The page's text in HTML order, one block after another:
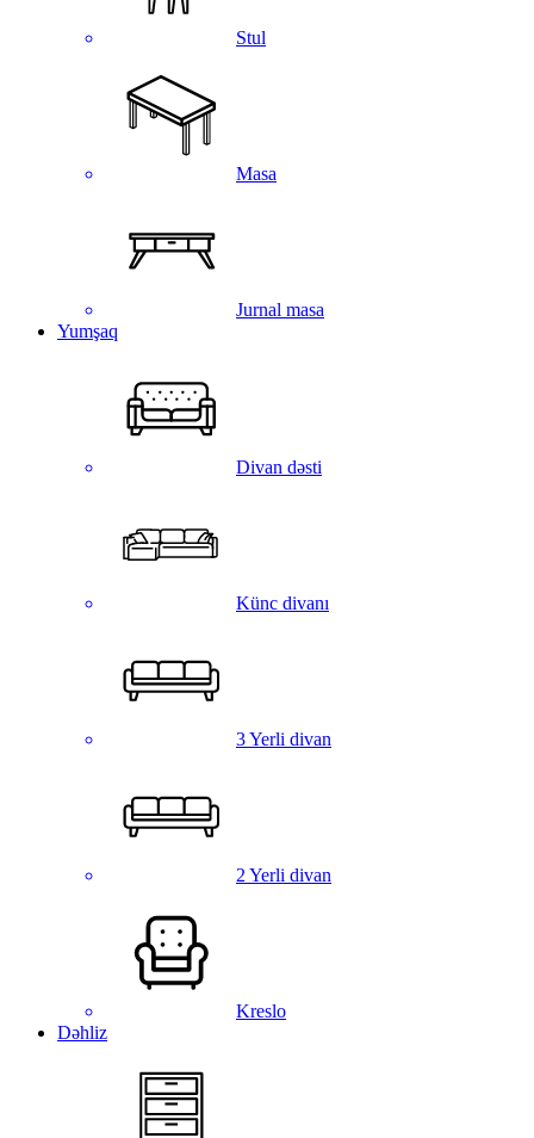
Stul
Masa
Jurnal masa
Yumşaq
Divan dəsti
Künc divanı
3 Yerli divan
2 Yerli divan
Kreslo
Dəhliz